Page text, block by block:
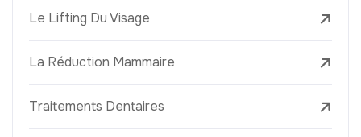
Le Lifting Du Visage
La Réduction Mammaire
Traitements Dentaires